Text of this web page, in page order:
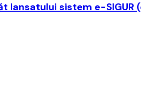
lansatului sistem e-SIGUR